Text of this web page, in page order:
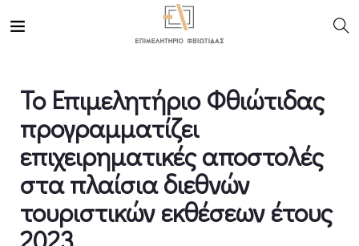
Το Επιμελητήριο Φθιώτιδας
προγραμματίζει
επιχειρηματικές αποστολές
στα πλαίσια διεθνών
τουριστικών εκθέσεων έτους